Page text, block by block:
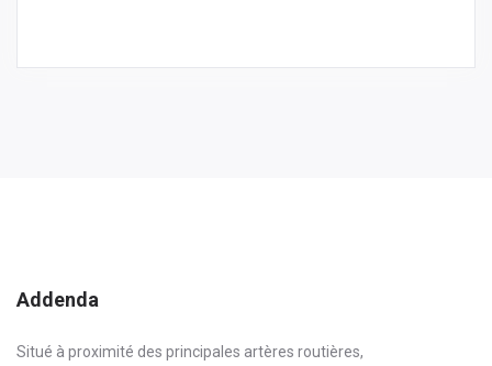
Addenda
Situé à proximité des principales artères routières,